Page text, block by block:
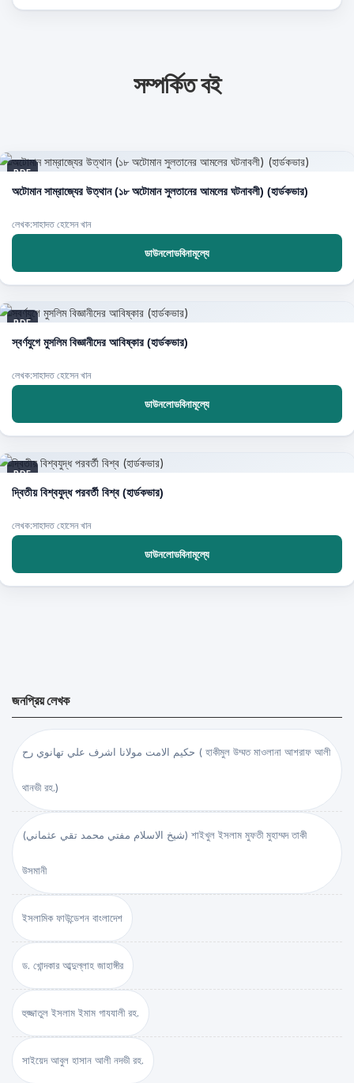
সম্পর্কিত বই
PDF
অটোমান সাম্রাজ্যের উত্থান (১৮ অটোমান সুলতানের আমলের ঘটনাবলী) (হার্ডকভার)
লেখক:সাহাদত হোসেন খান
ডাউনলোডবিনামূল্যে
PDF
স্বর্ণযুগে মুসলিম বিজ্ঞানীদের আবিষ্কার (হার্ডকভার)
লেখক:সাহাদত হোসেন খান
ডাউনলোডবিনামূল্যে
PDF
দ্বিতীয় বিশ্বযুদ্ধ পরবর্তী বিশ্ব (হার্ডকভার)
লেখক:সাহাদত হোসেন খান
ডাউনলোডবিনামূল্যে
জনপ্রিয় লেখক
حكيم الامت مولانا اشرف علي تهانوي رح ( হাকীমুল উম্মত মাওলানা আশরাফ আলী
থানভী রহ.)
(شيخ الاسلام مفتي محمد تقي عثماني) শাইখুল ইসলাম মুফতী মুহাম্মদ তাকী
উসমানী
ইসলামিক ফাউন্ডেশন বাংলাদেশ
ড. খোন্দকার আব্দুল্লাহ জাহাঙ্গীর
হুজ্জাতুল ইসলাম ইমাম গাযযালী রহ.
সাইয়েদ আবুল হাসান আলী নদভী রহ.